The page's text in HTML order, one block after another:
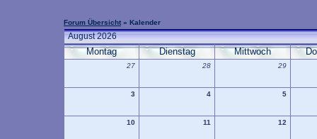
Forum Übersicht » Kalender
August 2026
Montag Dienstag Mittwoch
27 28 29
3 4 5
10 11 12